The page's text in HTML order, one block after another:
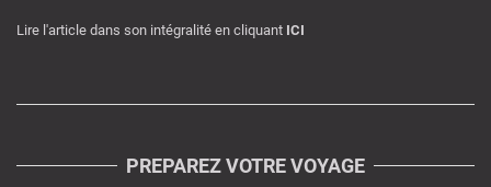
Lire l'article dans son intégralité en cliquant ICI
PREPAREZ VOTRE VOYAGE